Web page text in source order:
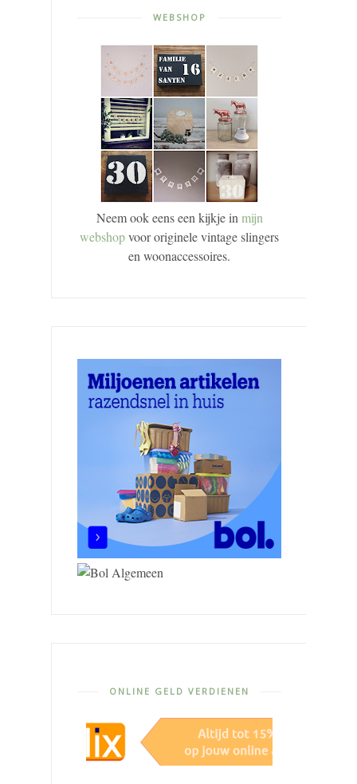
WEBSHOP
Neem ook eens een kijkje inmijn
webshopvoor originele vintage slingers
en woonaccessoires.
ONLINE GELD VERDIENEN